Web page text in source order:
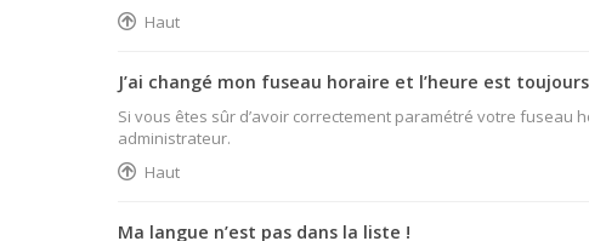
Haut
J’ai changé mon fuseau horaire et l’heure est
Si vous êtes sûr d’avoir correctement paramétré votre fuseau
administrateur.
Haut
Ma langue n’est pas dans la liste !